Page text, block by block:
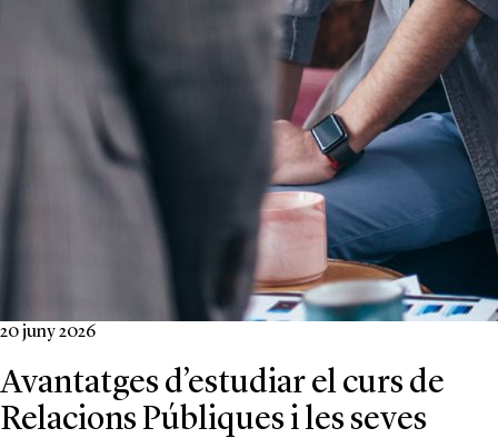
20 juny 2026
Avantatges d’estudiar el curs de
Relacions Públiques i les seves